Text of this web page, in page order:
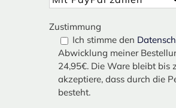
Zustimmung
Ich stimme den
Abwicklung meiner
24,95€. Die Ware bleibt bis
akzeptiere, dass durch die
besteht.